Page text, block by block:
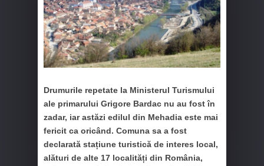
Drumurile repetate la Ministerul Turismului
ale primarului Grigore Bardac nu au fost în
zadar, iar astăzi edilul din Mehadia este mai
fericit ca oricând. Comuna sa a fost
declarată stațiune turistică de interes local,
alături de alte 17 localități din România,